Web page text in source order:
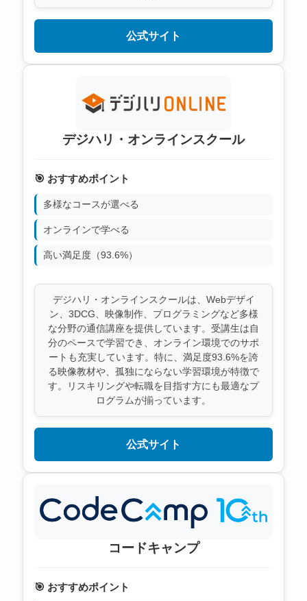
公式サイト
デジハリ・オンラインスクール
🎯 おすすめポイント
多様なコースが選べる
オンラインで学べる
高い満足度（93.6%）
デジハリ・オンラインスクールは、Webデザイ
ン、3DCG、映像制作、プログラミングなど多様
な分野の通信講座を提供しています。受講生は自
分のペースで学習でき、オンライン環境でのサポ
ートも充実しています。特に、満足度93.6%を誇
る映像教材や、孤独にならない学習環境が特徴で
す。リスキリングや転職を目指す方にも最適なプ
ログラムが揃っています。
公式サイト
コードキャンプ
🎯 おすすめポイント